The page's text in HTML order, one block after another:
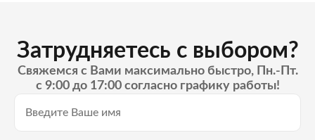
Затрудняетесь с выбором?
Свяжемся с Вами максимально быстро, Пн.-Пт.
с 9:00 до 17:00 согласно графику работы!